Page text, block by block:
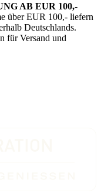
AB EUR 100,-
über EUR 100,- liefern
Deutschlands.
für Versand und